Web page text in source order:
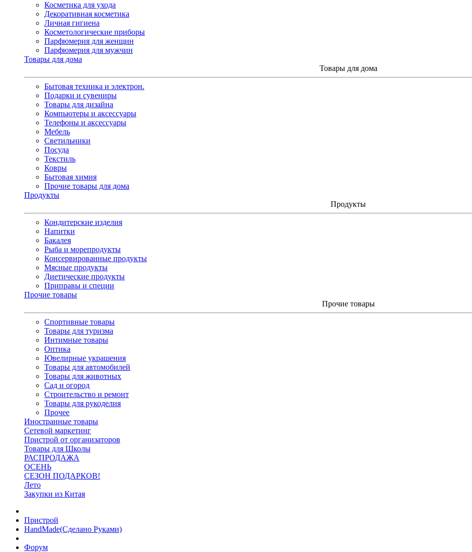
Косметика для ухода
Декоративная косметика
Личная гигиена
Косметологические приборы
Парфюмерия для женщин
Парфюмерия для мужчин
Товары для дома
Товары для дома
Бытовая техника и электрон.
Подарки и сувениры
Товары для дизайна
Компьютеры и аксессуары
Телефоны и аксессуары
Мебель
Светильники
Посуда
Текстиль
Ковры
Бытовая химия
Прочие товары для дома
Продукты
Продукты
Кондитерские изделия
Напитки
Бакалея
Рыба и морепродукты
Консервированные продукты
Мясные продукты
Диетические продукты
Приправы и специи
Прочие товары
Прочие товары
Спортивные товары
Товары для туризма
Интимные товары
Оптика
Ювелирные украшения
Товары для автомобилей
Товары для животных
Сад и огород
Строительство и ремонт
Товары для рукоделия
Прочее
Иностранные товары
Сетевой маркетинг
Пристрой от организаторов
Товары для Школы
РАСПРОДАЖА
ОСЕНЬ
СЕЗОН ПОДАРКОВ!
Лето
Закупки из Китая
Пристрой
HandMade(Сделано Руками)
Форум